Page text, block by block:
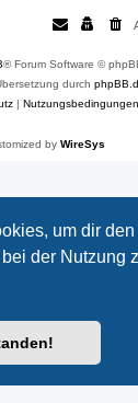
um dir den
der Nutzung
® Forum Software ©
durch
| Nutzungsbedingungen
by WireSys